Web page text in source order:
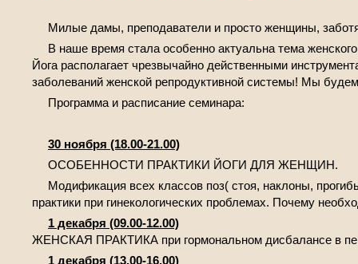
Милые дамы, преподаватели и просто женщины,
В наше время стала особенно актуальна тема
Йога располагает чрезвычайно действенными
заболеваний женской репродуктивной системы! Мы
Программа и расписание семинара:
30 ноября (18.00-21.00)
ОСОБЕННОСТИ ПРАКТИКИ ЙОГИ ДЛЯ ЖЕНЩИН.
Модификация всех классов поз( стоя, наклоны,
практики при гинекологических проблемах. Почему
1 декабря (09.00-12.00)
ЖЕНСКАЯ ПРАКТИКА при гормональном дисбалансе в
1 декабря (13.00-16.00)